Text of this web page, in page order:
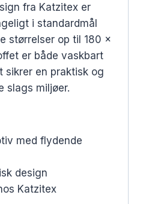
fra Katzitex er
i standardmål
størrelser op til 180 x
er både vaskbart
sikrer en praktisk og
slags miljøer.
med flydende
design
Katzitex